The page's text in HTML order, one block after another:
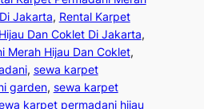
Jakarta, Rental Karpet
Dan Coklet Di Jakarta
Merah Hijau Dan Coklet
, sewa karpet
garden, sewa karpet
karpet permadani hijau